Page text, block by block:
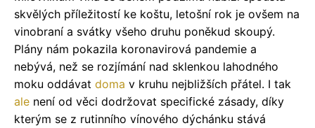
skvělých příležitostí ke koštu, letošní rok je ovšem na
vinobraní a svátky všeho druhu poněkud skoupý.
Plány nám pokazila koronavirová pandemie a
nebývá, než se rozjímání nad sklenkou lahodného
moku oddávat doma v kruhu nejbližších přátel. I tak
ale není od věci dodržovat specifické zásady, díky
kterým se z rutinního vínového dýchánku stává